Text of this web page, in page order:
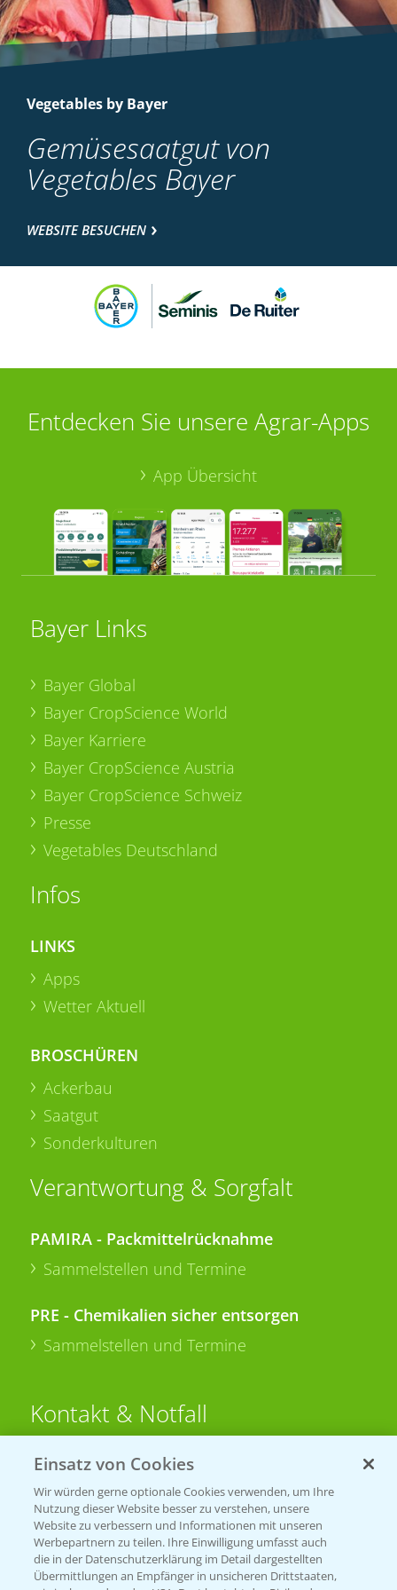
Vegetables by Bayer
Gemüsesaatgut von
Vegetables Bayer
WEBSITE BESUCHEN
Entdecken Sie unsere Agrar-Apps
App Übersicht
Bayer Links
Bayer Global
Bayer CropScience World
Bayer Karriere
Bayer CropScience Austria
Bayer CropScience Schweiz
Presse
Vegetables Deutschland
Infos
LINKS
Apps
Wetter Aktuell
BROSCHÜREN
Ackerbau
Saatgut
Sonderkulturen
Verantwortung & Sorgfalt
PAMIRA - Packmittelrücknahme
Sammelstellen und Termine
PRE - Chemikalien sicher entsorgen
Sammelstellen und Termine
Kontakt & Notfall
Beratung auf WhatsApp
T.+49 (0)174 346 564 1
KONTAKT
Einsatz von Cookies
Wir würden gerne optionale Cookies verwenden, um Ihre
Nutzung dieser Website besser zu verstehen, unsere
Website zu verbessern und Informationen mit unseren
Werbepartnern zu teilen. Ihre Einwilligung umfasst auch
die in der Datenschutzerklärung im Detail dargestellten
Übermittlungen an Empfänger in unsicheren Drittstaaten,